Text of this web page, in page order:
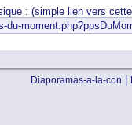
: (simple lien vers
Diaporamas-a-la-con